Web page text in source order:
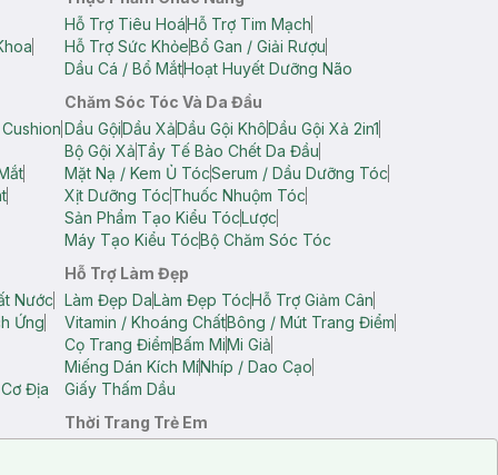
Hỗ Trợ Tiêu HoáHỗ Trợ Tim Mạch
Hỗ Trợ Sức KhỏeBổ Gan / Giải Rượu
Dầu Cá / Bổ MắtHoạt Huyết Dưỡng Não
Chăm Sóc Tóc Và Da Đầu
Dầu GộiDầu XảDầu Gội KhôDầu Gội Xả 2in1
Bộ Gội XảTẩy Tế Bào Chết Da Đầu
Mặt Nạ / Kem Ủ TócSerum / Dầu Dưỡng Tóc
Xịt Dưỡng TócThuốc Nhuộm Tóc
Sản Phẩm Tạo Kiểu TócLược
Máy Tạo Kiểu TócBộ Chăm Sóc Tóc
Nước
Ứng
Địa
Hỗ Trợ Làm Đẹp
Làm Đẹp DaLàm Đẹp TócHỗ Trợ Giảm Cân
Vitamin / Khoáng ChấtBông / Mút Trang Điểm
Cọ Trang ĐiểmBấm MiMi Giả
Miếng Dán Kích MíNhíp / Dao Cạo
Giấy Thấm Dầu
Thời Trang Trẻ Em